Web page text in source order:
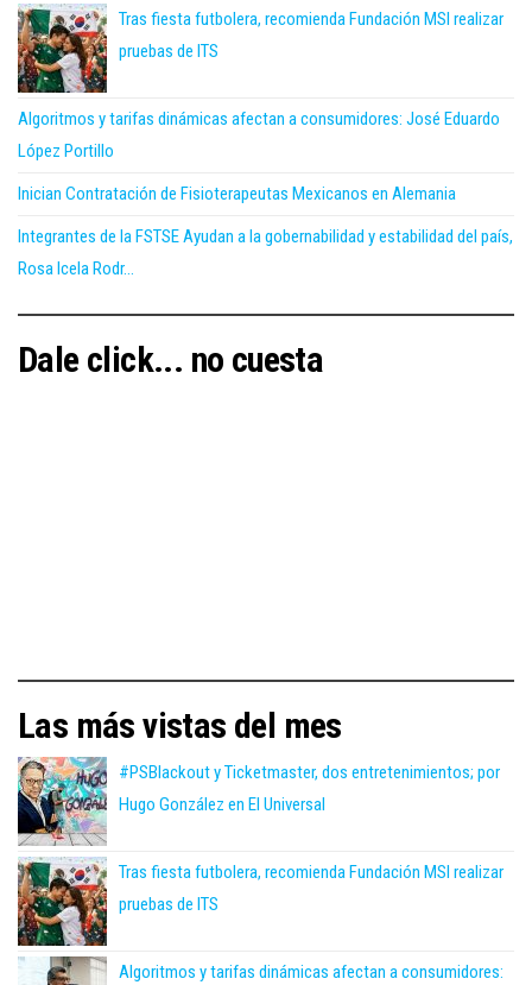
Tras fiesta futbolera, recomienda Fundación MSI realizar
pruebas de ITS
Algoritmos y tarifas dinámicas afectan a consumidores: José Eduardo
López Portillo
Inician Contratación de Fisioterapeutas Mexicanos en Alemania
Integrantes de la FSTSE Ayudan a la gobernabilidad y estabilidad del país,
Rosa Icela Rodr...
Dale click... no cuesta
Las más vistas del mes
#PSBlackout y Ticketmaster, dos entretenimientos; por
Hugo González en El Universal
Tras fiesta futbolera, recomienda Fundación MSI realizar
pruebas de ITS
Algoritmos y tarifas dinámicas afectan a consumidores: